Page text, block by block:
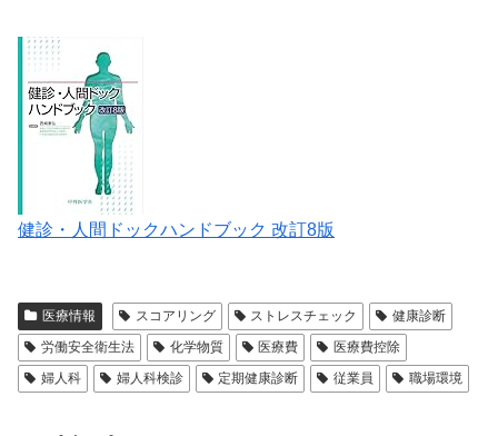
健診・人間ドックハンドブック 改訂8版
医療情報 スコアリング ストレスチェック
健康診断
労働安全衛生法
化学物質 医療費
医療費控除
婦人科
婦人科検診 定期健康診断 従業員 職場環境